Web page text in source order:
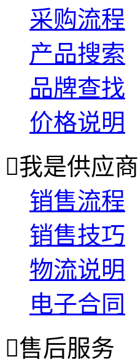
采购流程
产品搜索
品牌查找
价格说明
我是供应商
销售流程
销售技巧
物流说明
电子合同
售后服务